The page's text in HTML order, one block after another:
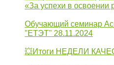
«За успехи в освоении
Обучающий семинар
"ЕТЭТ" 28.11.2024
💥Итоги НЕДЕЛИ